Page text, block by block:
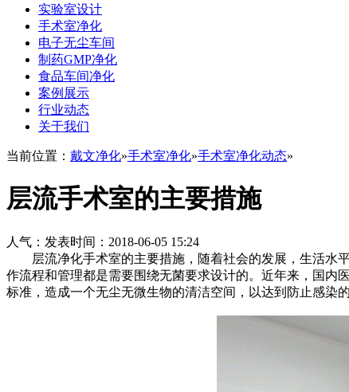
实验室设计
手术室净化
电子无尘车间
制药GMP净化
食品车间净化
案例展示
行业动态
关于我们
当前位置： 戴文净化»手术室净化»手术室净化动态»
层流手术室的主要措施
人气： 发表时间：2018-06-05 15:24
层流净化手术室的主要措施，随着社会的发展，生活水平
作流程和管理都是需要围绕无菌要求设计的。近年来，国内
标准，造成一个无尘无微生物的清洁空间，以达到防止感染的